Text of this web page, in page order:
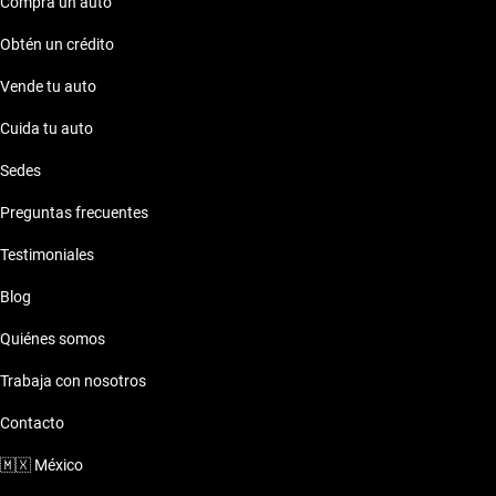
Obtén un crédito
Vende tu auto
Cuida tu auto
Sedes
Preguntas frecuentes
Testimoniales
Blog
Quiénes somos
Trabaja con nosotros
Contacto
🇲🇽 México